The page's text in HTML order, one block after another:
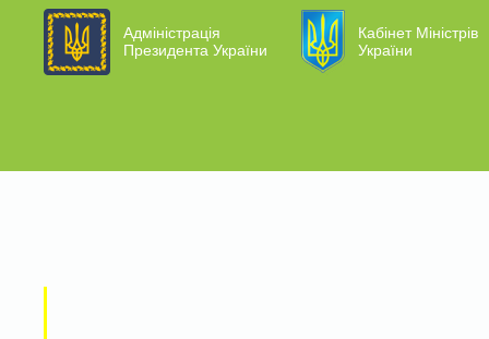
Адміністрація
Президента України
Кабінет Міністрів
України